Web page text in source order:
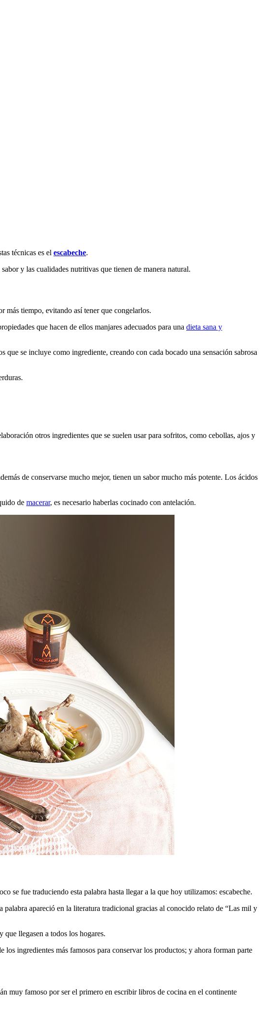
técnicas es el escabeche.
y las cualidades nutritivas que tienen de manera natural.
más tiempo, evitando así tener que congelarlos.
que hacen de ellos manjares adecuados para una dieta sana y
que se incluye como ingrediente, creando con cada bocado una sensación sabrosa
otros ingredientes que se suelen usar para sofritos, como cebollas, ajos y
de conservarse mucho mejor, tienen un sabor mucho más potente. Los ácidos
de macerar, es necesario haberlas cocinado con antelación.
se fue traduciendo esta palabra hasta llegar a la que hoy utilizamos: escabeche.
palabra apareció en la literatura tradicional gracias al conocido relato de “Las mil y
que llegasen a todos los hogares.
ingredientes más famosos para conservar los productos; y ahora forman parte
muy famoso por ser el primero en escribir libros de cocina en el continente